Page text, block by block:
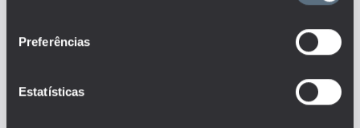
Preferências
Estatísticas
conjunto que responde às
questões:
percentagem de riqueza detida
pelas famílias mais